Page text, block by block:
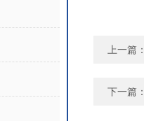
上一篇
下一篇